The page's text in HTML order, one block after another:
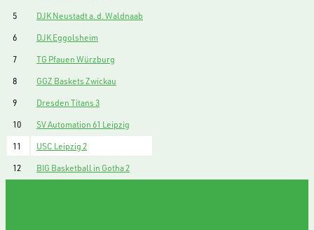
5
DJK Neustadt a. d. Waldnaab
6
DJK Eggolsheim
7
TG Pfauen Würzburg
8
GGZ Baskets Zwickau
9
Dresden Titans 3
10
SV Automation 61 Leipzig
11
USC Leipzig 2
12
BIG Basketball in Gotha 2